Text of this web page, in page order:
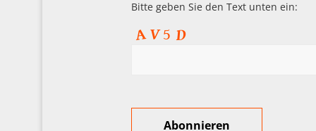
Bitte geben Sie den Text unten ein: